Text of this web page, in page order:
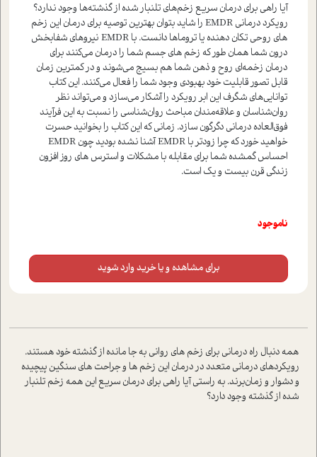
آیا راهی برای درمان سریع زخم‌های تلنبار شده از گذشته‌ها وجود ندارد؟
رویکرد درمانی EMDR را شاید بتوان بهترین توصیه برای درمان این زخم
های روحی تکان دهنده یا تروماها دانست. با EMDR نیروهای شفابخش
درون شما همان طور که زخم های جسم شما را درمان می‌کنند برای
درمان زخمه‌ای روح و ذهن شما هم بسیج می‌شوند و در کمترین زمان
قابل تصور قابلیت خود بهبودی وجود شما را فعال می‌کنند. این کتاب
توانایی‌های شگرف این ابر رویکرد را آشکار می‌سازد و می‌تواند نظر
روان‌شناسان و علاقه‌مندان مباحث روان‌شناسی را نسبت به این فرآیند
فوق‌العاده درمانی دگرگون سازد. زمانی که این کتاب را بخوانید حسرت
خواهید خورد که چرا زودتر با EMDR آشنا نشده بودید چون EMDR
احساس گمشده شما برای مقابله با مشکلات و استرس های روز افزون
زندگی قرن بیست و یک است.
ناموجود
برای مشاهده و یا خرید وارد شوید
همه دنبال راه درمانی برای زخم های روانی به جا مانده از گذشته خود هستند.
رویکردهای درمانی متعدد در درمان این زخم ها و جراحت های سنگین پیچیده
و دشوار و زمان‌برند. به راستی آیا راهی برای درمان سریع این همه زخم تلنبار
شده از گذشته وجود دارد؟